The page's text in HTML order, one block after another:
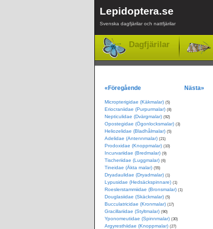
Lepidoptera.se
Svenska dagfjärilar och nattfjärilar
Dagfjärilar
«Föregående Nästa»
Micropterigidae (Käkmalar) (5)
Eriocraniidae (Purpurmalar) (8)
Nepticulidae (Dvärgmalar) (92)
Opostegidae (Ögonlocksmalar) (3)
Heliozelidae (Bladhålmalar) (5)
Adelidae (Antennmalar) (21)
Prodoxidae (Knoppmalar) (10)
Incurvariidae (Bredmalar) (9)
Tischeriidae (Luggmalar) (6)
Tineidae (Äkta malar) (55)
Dryadaulidae (Dryadmalar) (1)
Lypusidae (Hedsäckspinnare) (1)
Roeslerstammiidae (Bronsmalar) (1)
Douglasiidae (Skäckmalar) (5)
Bucculatricidae (Kronmalar) (17)
Gracillariidae (Styltmalar) (90)
Yponomeutidae (Spinnmalar) (30)
Argyresthiidae (Knoppmalar) (27)